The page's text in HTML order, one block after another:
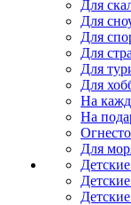
Для
Для
Для
Для
Для
Для
На
На
Для